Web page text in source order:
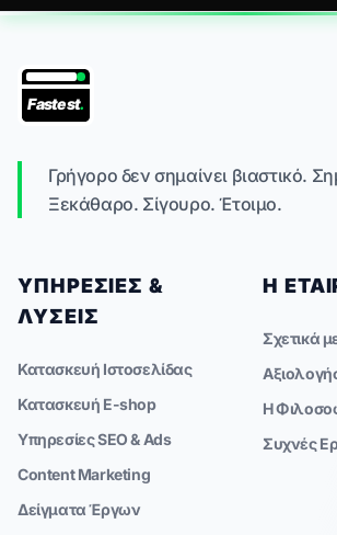
Fastest.
Γρήγορο δεν σημαίνει βιαστικό.
Ξεκάθαρο. Σίγουρο. Έτοιμο.
ΥΠΗΡΕΣΊΕΣ &
ΛΎΣΕΙΣ
Κατασκευή Ιστοσελίδας
Κατασκευή E-shop
Υπηρεσίες SEO & Ads
Content Marketing
Δείγματα Έργων
Η
Σχετικά
Η
Συχνές